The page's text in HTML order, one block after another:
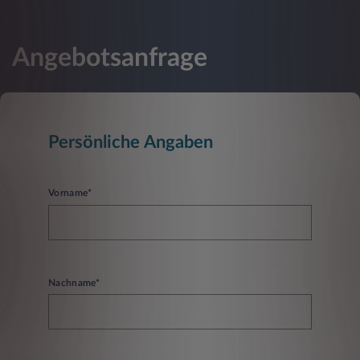
Angebotsanfrage
Persönliche Angaben
Vorname*
Nachname*